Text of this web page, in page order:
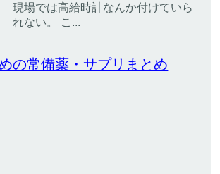
現場では高給時計なんか付けていら
れない。 こ...
の常備薬・サプリまとめ